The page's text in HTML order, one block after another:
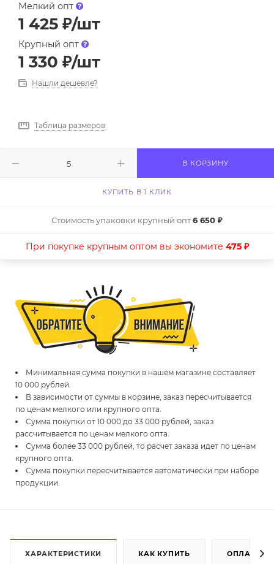
Мелкий опт
1 425 ₽/шт
Крупный опт
1 330 ₽/шт
Нашли дешевле?
Таблица размеров
В КОРЗИНУ
КУПИТЬ В 1 КЛИК
Стоимость упаковки крупный опт6 650 ₽
При покупке крупным оптом вы экономите 475 ₽
Минимальная сумма покупки в нашем магазине составляет
10 000 рублей.
В зависимости от суммы в корзине, заказ пересчитывается
по ценам мелкого или крупного опта.
Сумма покупки от 10 000 до 33 000 рублей, заказ
рассчитывается по ценам мелкого опта.
Сумма более 33 000 рублей, то расчет заказа идет по ценам
крупного опта.
Сумма покупки пересчитывается автоматически при наборе
продукции.
ХАРАКТЕРИСТИКИ КАК КУПИТЬ ОПЛАТА